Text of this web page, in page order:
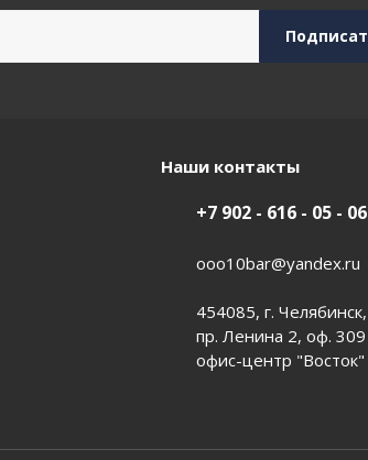
Наши контакты
+7 902 - 616 - 05 - 06
ooo10bar@yandex.ru
454085, г. Челябинск,
пр. Ленина 2, оф. 309
офис-центр "Восток"